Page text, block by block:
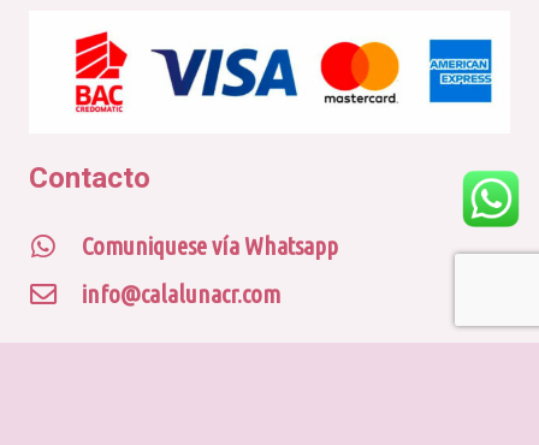
Contacto
Comuniquese vía Whatsapp
info@calalunacr.com